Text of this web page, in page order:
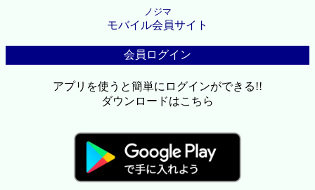
ノジマ
モバイル会員サイト
会員ログイン
アプリを使うと簡単にログインができる!!
ダウンロードはこちら